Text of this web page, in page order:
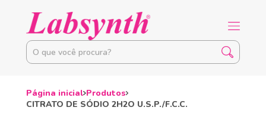
Página inicial Produtos
CITRATO DE SÓDIO 2H2O U.S.P./F.C.C.